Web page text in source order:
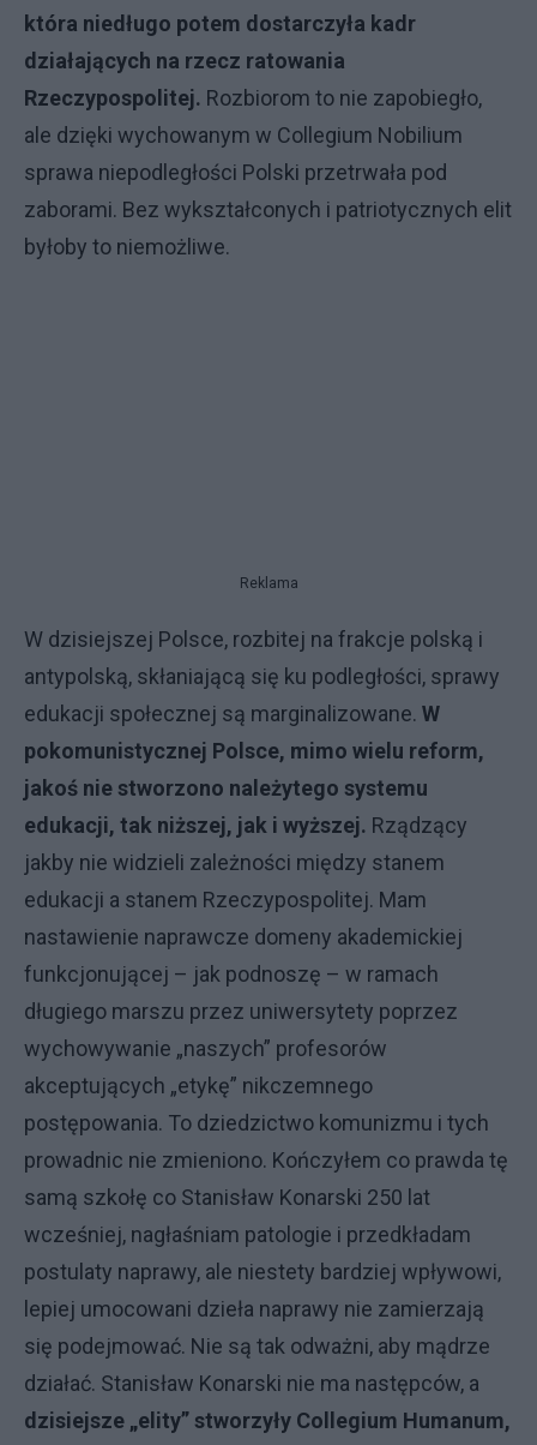
która niedługo potem dostarczyła kadr
działających na rzecz ratowania
Rzeczypospolitej. Rozbiorom to nie zapobiegło,
ale dzięki wychowanym w Collegium Nobilium
sprawa niepodległości Polski przetrwała pod
zaborami. Bez wykształconych i patriotycznych elit
byłoby to niemożliwe.
Reklama
W dzisiejszej Polsce, rozbitej na frakcje polską i
antypolską, skłaniającą się ku podległości, sprawy
edukacji społecznej są marginalizowane. W
pokomunistycznej Polsce, mimo wielu reform,
jakoś nie stworzono należytego systemu
edukacji, tak niższej, jak i wyższej. Rządzący
jakby nie widzieli zależności między stanem
edukacji a stanem Rzeczypospolitej. Mam
nastawienie naprawcze domeny akademickiej
funkcjonującej – jak podnoszę – w ramach
długiego marszu przez uniwersytety poprzez
wychowywanie „naszych” profesorów
akceptujących „etykę” nikczemnego
postępowania. To dziedzictwo komunizmu i tych
prowadnic nie zmieniono. Kończyłem co prawda tę
samą szkołę co Stanisław Konarski 250 lat
wcześniej, nagłaśniam patologie i przedkładam
postulaty naprawy, ale niestety bardziej wpływowi,
lepiej umocowani dzieła naprawy nie zamierzają
się podejmować. Nie są tak odważni, aby mądrze
działać. Stanisław Konarski nie ma następców, a
dzisiejsze „elity” stworzyły Collegium Humanum,